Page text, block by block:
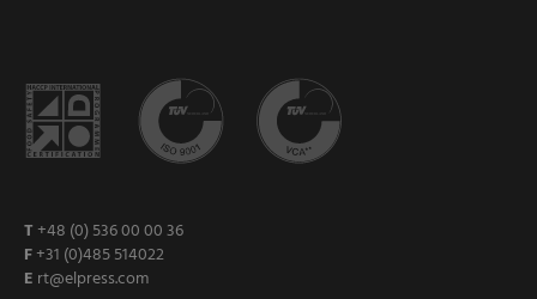
T +48 (0) 536 00 00 36
F+31 (0)485 514022
E rt@elpress.com